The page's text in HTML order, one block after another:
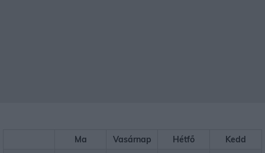
Ma Vasárnap Hétfő Kedd